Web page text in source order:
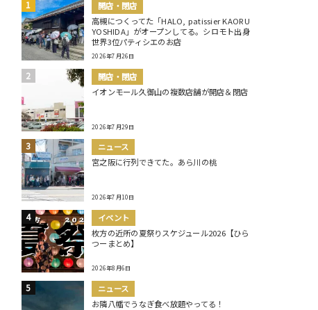
開店・閉店
高槻につくってた「HALO, patissier KAORU
YOSHIDA」がオープンしてる。シロモト出身
世界3位パティシエのお店
2026年7月26日
開店・閉店
イオンモール久御山の複数店舗が開店＆閉店
2026年7月29日
ニュース
宮之阪に行列できてた。あら川の桃
2026年7月10日
イベント
枚方の近所の夏祭りスケジュール2026【ひら
つーまとめ】
2026年8月6日
ニュース
お隣八幡でうなぎ食べ放題やってる！